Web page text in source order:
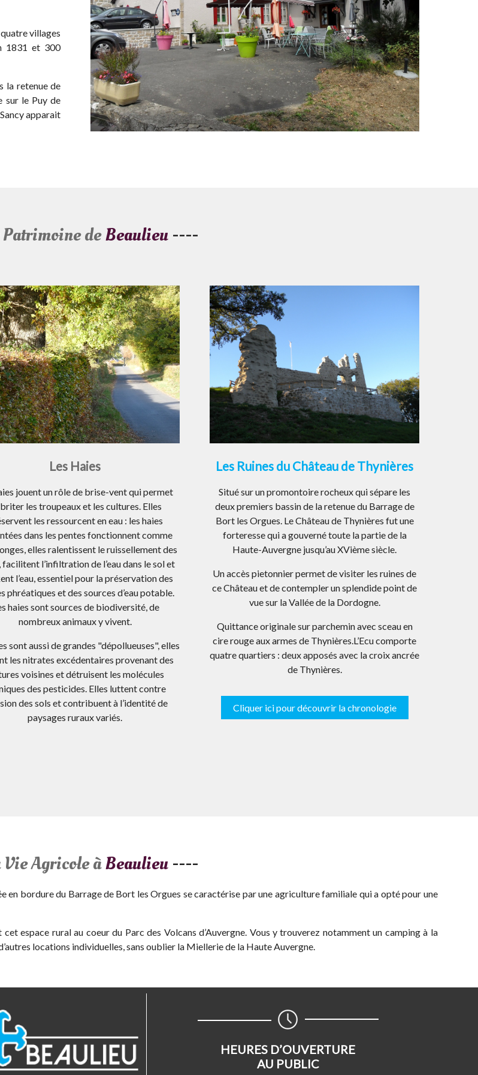
villages
1831 et 300
la retenue de
sur le Puy de
apparait
deBeaulieu----
Les Haies
jouent un rôle de brise-vent qui permet
les troupeaux et les cultures. Elles
les ressourcent en eau : les haies
dans les pentes fonctionnent comme
elles ralentissent le ruissellement des
facilitent l’infiltration de l’eau dans le sol et
l’eau, essentiel pour la préservation des
phréatiques et des sources d’eau potable.
haies sont sources de biodiversité, de
nombreux animaux y vivent.
sont aussi de grandes "dépollueuses", elles
les nitrates excédentaires provenant des
voisines et détruisent les molécules
des pesticides. Elles luttent contre
des sols et contribuent à l’identité de
paysages ruraux variés.
Les Ruines du Château de Thynières
Situé sur un promontoire rocheux qui sépare les
deux premiers bassin de la retenue du Barrage de
Bort les Orgues. Le Château de Thynières fut une
forteresse qui a gouverné toute la partie de la
Haute-Auvergne jusqu’au XVième siècle.
Un accès pietonnier permet de visiter les ruines de
ce Château et de contempler un splendide point de
vue sur la Vallée de la Dordogne.
Quittance originale sur parchemin avec sceau en
cire rouge aux armes de Thynières.L’Ecu comporte
quatre quartiers : deux apposés avec la croix ancrée
de Thynières.
Cliquer ici pour découvrir la chronologie
Vie Agricole àBeaulieu----
en bordure du Barrage de Bort les Orgues se caractérise par une agriculture familiale qui a opté pour une
espace rural au coeur du Parc des Volcans d’Auvergne. Vous y trouverez notamment un camping à la
locations individuelles, sans oublier la Miellerie de la Haute Auvergne.
HEURES D’OUVERTURE
AU PUBLIC